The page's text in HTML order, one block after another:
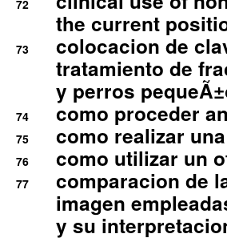
72
the current
73
colocacion de
tratamiento de
y perros
74 como proceder
75 como realizar
76 como utilizar un
77
comparacion de
imagen
y su